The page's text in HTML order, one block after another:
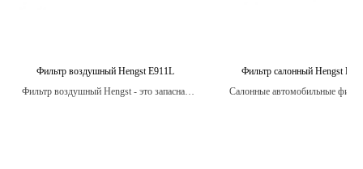
Фильтр воздушный Hengst E911L
Фильтр воздушный Hengst - это запасная
Фильтр салонный Hengst
Салонные автомобильные